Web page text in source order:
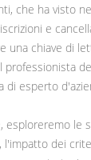
che ha visto
e
una chiave di
di esperto
esploreremo le
l'impatto dei